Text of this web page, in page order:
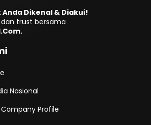
Dikenal & Diakui!
trust bersama
Nasional
Profile